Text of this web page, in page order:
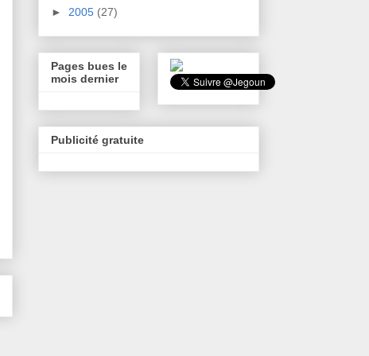
► 2005 (27)
Pages bues le
mois dernier
Publicité gratuite